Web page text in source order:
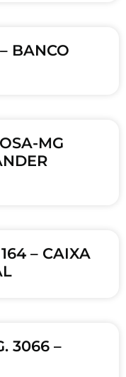
BANCO
MG
– CAIXA
3066 –